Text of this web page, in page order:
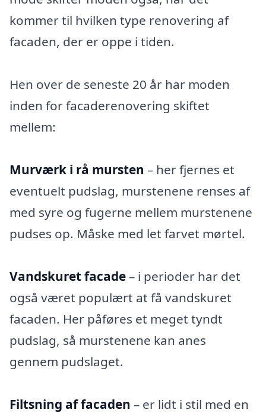
kommer til hvilken type renovering af
facaden, der er oppe i tiden.
Hen over de seneste 20 år har moden
inden for facaderenovering skiftet
mellem:
Murværk i rå mursten – her fjernes et
eventuelt pudslag, murstenene renses af
med syre og fugerne mellem murstenene
pudses op. Måske med let farvet mørtel.
Vandskuret facade– i perioder har det
også været populært at få vandskuret
facaden. Her påføres et meget tyndt
pudslag, så murstenene kan anes
gennem pudslaget.
Filtsning af facaden – er lidt i stil med en